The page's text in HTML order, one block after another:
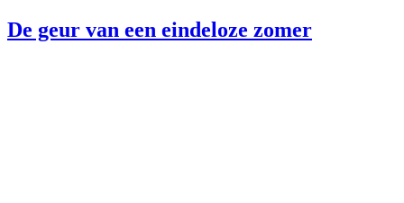
De geur van een eindeloze zomer